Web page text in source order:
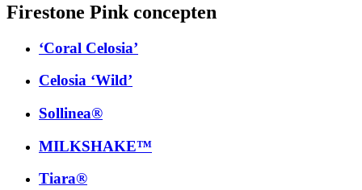
Firestone Pink concepten
‘Coral Celosia’
Celosia ‘Wild’
Sollinea®
MILKSHAKE™
Tiara®